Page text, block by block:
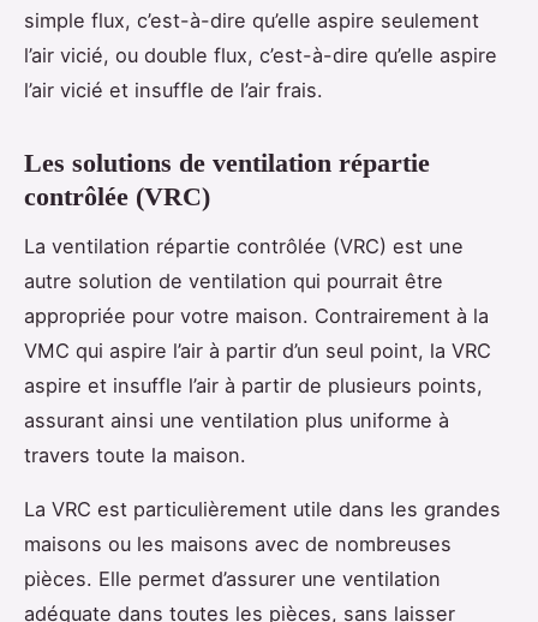
simple flux, c’est-à-dire qu’elle aspire seulement
l’air vicié, ou double flux, c’est-à-dire qu’elle aspire
l’air vicié et insuffle de l’air frais.
Les solutions de ventilation répartie
contrôlée (VRC)
La ventilation répartie contrôlée (VRC) est une
autre solution de ventilation qui pourrait être
appropriée pour votre maison. Contrairement à la
VMC qui aspire l’air à partir d’un seul point, la VRC
aspire et insuffle l’air à partir de plusieurs points,
assurant ainsi une ventilation plus uniforme à
travers toute la maison.
La VRC est particulièrement utile dans les grandes
maisons ou les maisons avec de nombreuses
pièces. Elle permet d’assurer une ventilation
adéquate dans toutes les pièces, sans laisser